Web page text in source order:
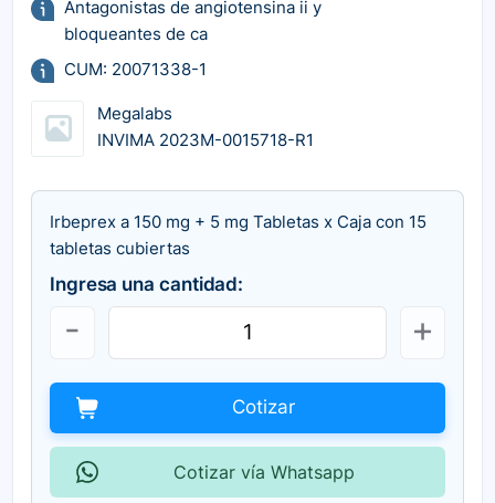
Antagonistas de angiotensina ii y
bloqueantes de ca
CUM: 20071338-1
Megalabs
INVIMA 2023M-0015718-R1
Irbeprex a 150 mg + 5 mg Tabletas x Caja con 15
tabletas cubiertas
Ingresa una cantidad:
Cotizar
Cotizar vía Whatsapp